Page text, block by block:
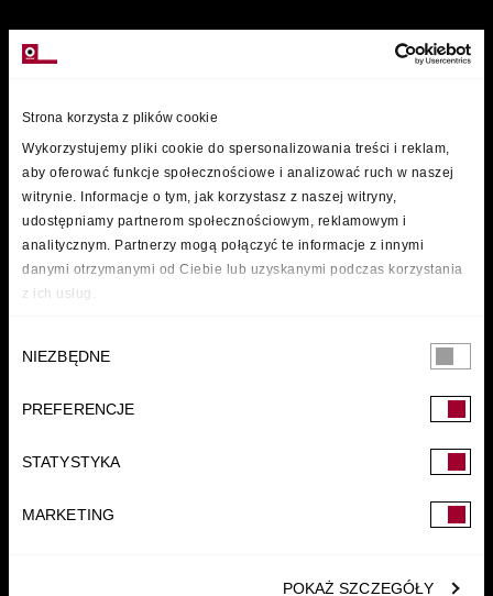
Strona korzysta z plików cookie
Wykorzystujemy pliki cookie do spersonalizowania treści i reklam,
aby oferować funkcje społecznościowe i analizować ruch w naszej
witrynie. Informacje o tym, jak korzystasz z naszej witryny,
udostępniamy partnerom społecznościowym, reklamowym i
analitycznym. Partnerzy mogą połączyć te informacje z innymi
danymi otrzymanymi od Ciebie lub uzyskanymi podczas korzystania
z ich usług.
zgody
NIEZBĘDNE
PREFERENCJE
STATYSTYKA
MARKETING
POKAŻ SZCZEGÓŁY
FUNDACJA